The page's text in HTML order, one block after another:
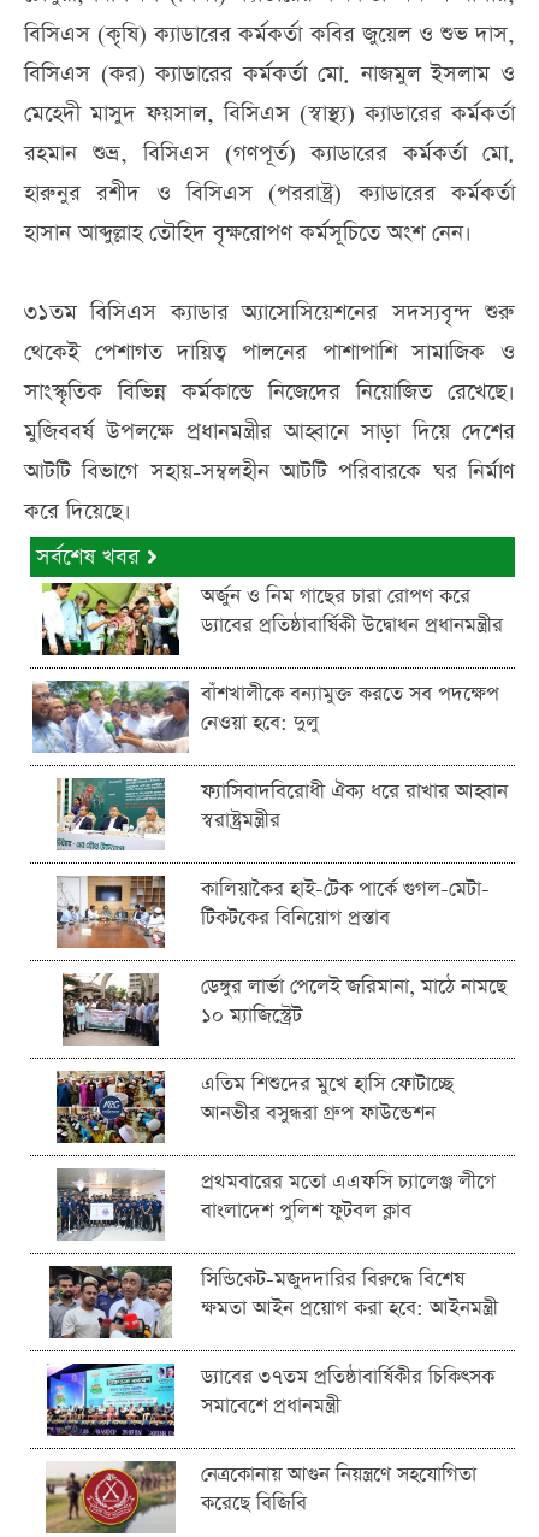
বিসিএস (কৃষি) ক্যাডারের কর্মকর্তা কবির জুয়েল ও শুভ দাস,
বিসিএস (কর) ক্যাডারের কর্মকর্তা মো. নাজমুল ইসলাম ও
মেহেদী মাসুদ ফয়সাল, বিসিএস (স্বাস্থ্য) ক্যাডারের কর্মকর্তা
রহমান শুভ্র, বিসিএস (গণপূর্ত) ক্যাডারের কর্মকর্তা মো.
হারুনুর রশীদ ও বিসিএস (পররাষ্ট্র) ক্যাডারের কর্মকর্তা
হাসান আব্দুল্লাহ তৌহিদ বৃক্ষরোপণ কর্মসূচিতে অংশ নেন।
৩১তম বিসিএস ক্যাডার অ্যাসোসিয়েশনের সদস্যবৃন্দ শুরু
থেকেই পেশাগত দায়িত্ব পালনের পাশাপাশি সামাজিক ও
সাংস্কৃতিক বিভিন্ন কর্মকান্ডে নিজেদের নিয়োজিত রেখেছে।
মুজিববর্ষ উপলক্ষে প্রধানমন্ত্রীর আহ্বানে সাড়া দিয়ে দেশের
আটটি বিভাগে সহায়-সম্বলহীন আটটি পরিবারকে ঘর নির্মাণ
করে দিয়েছে।
সর্বশেষ খবর
অর্জুন ও নিম গাছের চারা রোপণ করে
ড্যাবের প্রতিষ্ঠাবার্ষিকী উদ্বোধন প্রধানমন্ত্রীর
বাঁশখালীকে বন্যামুক্ত করতে সব পদক্ষেপ
নেওয়া হবে: দুলু
ফ্যাসিবাদবিরোধী ঐক্য ধরে রাখার আহ্বান
স্বরাষ্ট্রমন্ত্রীর
কালিয়াকৈর হাই-টেক পার্কে গুগল-মেটা-
টিকটকের বিনিয়োগ প্রস্তাব
ডেঙ্গুর লার্ভা পেলেই জরিমানা, মাঠে নামছে
১০ ম্যাজিস্ট্রেট
এতিম শিশুদের মুখে হাসি ফোটাচ্ছে
আনভীর বসুন্ধরা গ্রুপ ফাউন্ডেশন
প্রথমবারের মতো এএফসি চ্যালেঞ্জ লীগে
বাংলাদেশ পুলিশ ফুটবল ক্লাব
সিন্ডিকেট-মজুদদারির বিরুদ্ধে বিশেষ
ক্ষমতা আইন প্রয়োগ করা হবে: আইনমন্ত্রী
ড্যাবের ৩৭তম প্রতিষ্ঠাবার্ষিকীর চিকিৎসক
সমাবেশে প্রধানমন্ত্রী
নেত্রকোনায় আগুন নিয়ন্ত্রণে সহযোগিতা
করেছে বিজিবি